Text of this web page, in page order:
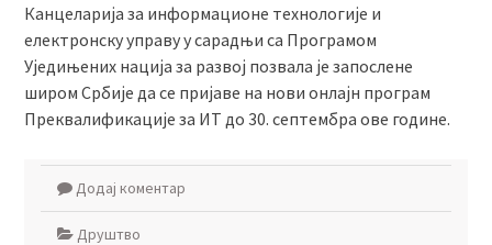
Канцеларија за информационе технологије и
електронску управу у сарадњи са Програмом
Уједињених нација за развој позвала је запослене
широм Србије да се пријаве на нови онлајн програм
Преквалификације за ИТ до 30. септембра ове године.
Додај коментар
Друштво